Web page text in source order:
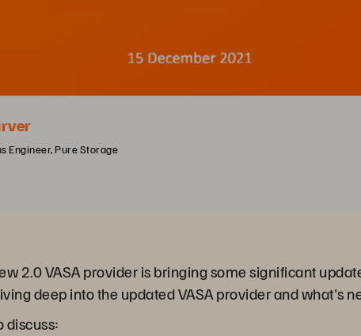
Engineer, Pure Storage
2.0 VASA provider is bringing some significant
deep into the updated VASA provider and what's
discuss: